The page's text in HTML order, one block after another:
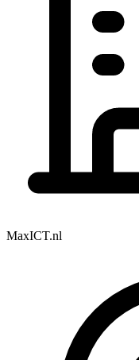
MaxICT.nl